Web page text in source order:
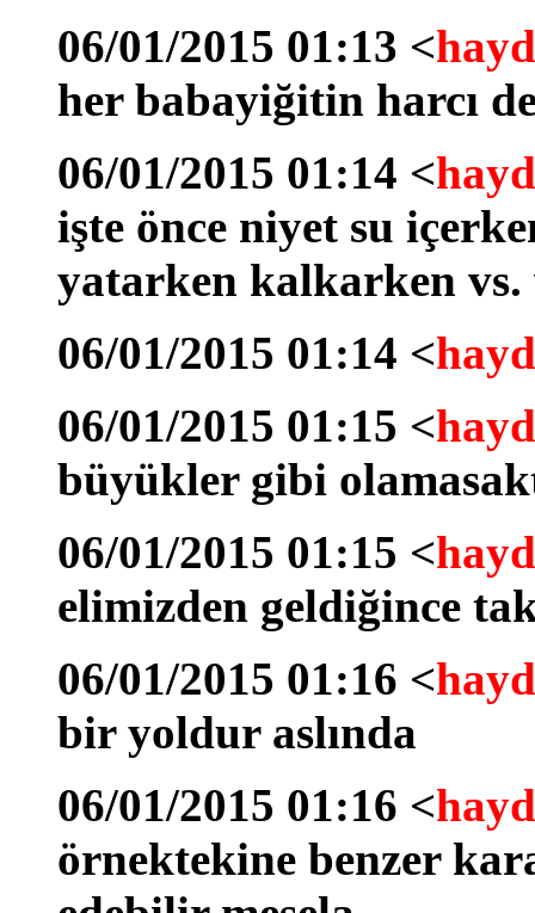
06/01/2015 01:13 <
her babayiğitin harcı
06/01/2015 01:14 <
işte önce niyet su
yatarken kalkarken vs.
06/01/2015 01:14 <
06/01/2015 01:15 <
büyükler gibi
06/01/2015 01:15 <
elimizden geldiğince
06/01/2015 01:16 <
bir yoldur aslında
06/01/2015 01:16 <
örnektekine benzer